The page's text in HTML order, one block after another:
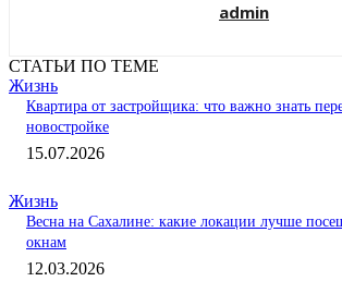
admin
СТАТЬИ ПО ТЕМЕ
Жизнь
Квартира от застройщика: что важно знать
новостройке
15.07.2026
Жизнь
Весна на Сахалине: какие локации лучше
окнам
12.03.2026